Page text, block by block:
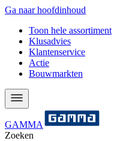
Ga naar hoofdinhoud
Toon hele assortiment
Klusadvies
Klantenservice
Actie
Bouwmarkten
GAMMA
Zoeken